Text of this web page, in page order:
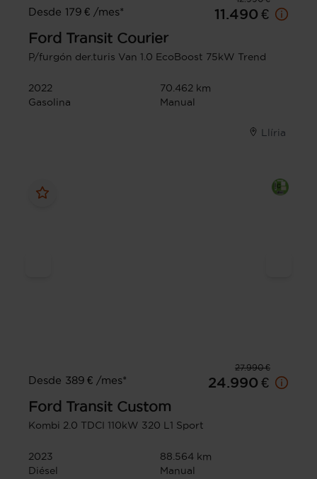
Desde 179 € /mes*
11.490 €
Ford Transit Courier
P/furgón der.turis Van 1.0 EcoBoost 75kW Trend
2022
70.462 km
Gasolina
Manual
Llíria
27.990 €
Desde 389 € /mes*
24.990 €
Ford Transit Custom
Kombi 2.0 TDCI 110kW 320 L1 Sport
2023
88.564 km
Diésel
Manual